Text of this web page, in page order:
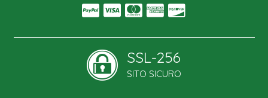
SSL-256
SITO SICURO